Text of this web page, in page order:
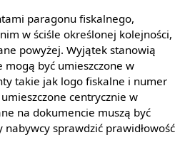
paragonu fiskalnego,
w ściśle określonej kolejności,
powyżej. Wyjątek stanowią
mogą być umieszczone w
takie jak logo fiskalne i numer
centrycznie w
na dokumencie muszą być
nabywcy sprawdzić prawidłowość